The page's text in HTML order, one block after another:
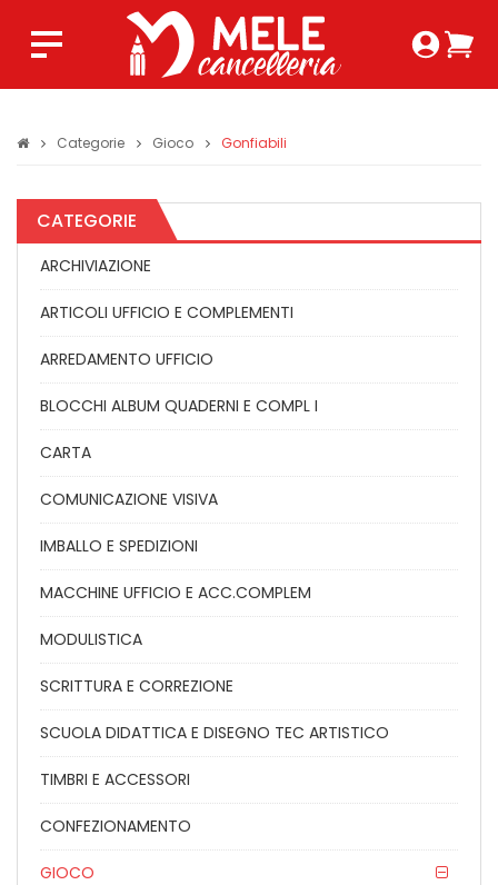
Login
Categorie Gioco Gonfiabili
CATEGORIE
ARCHIVIAZIONE
ARTICOLI UFFICIO E COMPLEMENTI
ARREDAMENTO UFFICIO
BLOCCHI ALBUM QUADERNI E COMPL I
CARTA
COMUNICAZIONE VISIVA
IMBALLO E SPEDIZIONI
MACCHINE UFFICIO E ACC.COMPLEM
MODULISTICA
SCRITTURA E CORREZIONE
SCUOLA DIDATTICA E DISEGNO TEC ARTISTICO
TIMBRI E ACCESSORI
CONFEZIONAMENTO
GIOCO